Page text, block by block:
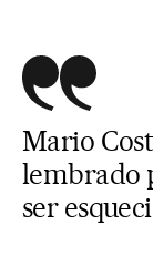
Mario
lembrado
ser